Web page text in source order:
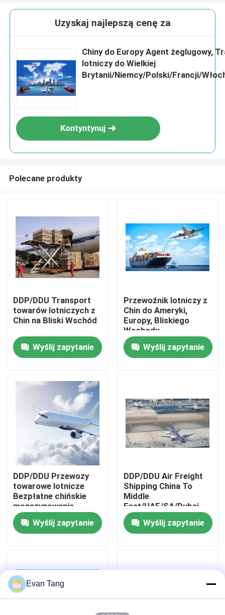
Do domu
Produkty
Filmy
O nas
Wycieczka po fabryce
Kontrola jakości
Skontaktuj się z nami
Międzynarodowe usługi spedycyjne
Uzyskaj najlepszą cenę za
Chiny do Europy Agent żeglugowy,
lotniczy do Wielkiej
Brytanii/Niemcy/Polski/Francji/
Kontyntynuj
Polecane produkty
DDP/DDU Transport
towarów lotniczych z
Chin na Bliski Wschód
Wyślij zapytanie
Przewoźnik lotniczy z
Chin do Ameryki,
Europy, Bliskiego
Wschodu
Wyślij zapytanie
DDP/DDU Przewozy
towarowe lotnicze
Bezpłatne chińskie
magazynowanie,
znakowanie, ponowne
pakowanieWyślij zapytanie
DDP/DDU Air Freight
Shipping China To
Middle
East/UAE/SA/Dubai
Wyślij zapytanie
Evan Tang